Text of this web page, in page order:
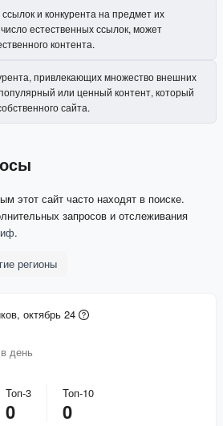
и конкурента на предмет их
естественных ссылок, может
контента.
привлекающих множество внешних
или ценный контент, который
сайта.
этот сайт часто находят в поиске.
запросов и отслеживания
.
регионы
октябрь 24
день
Топ-3
0
Топ-10
0